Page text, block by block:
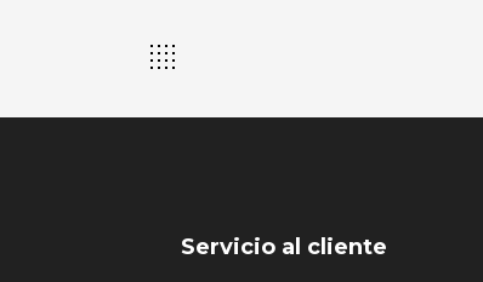
Servicio al cliente